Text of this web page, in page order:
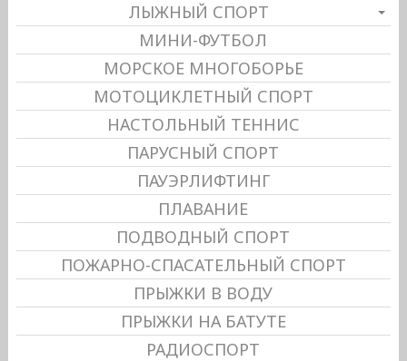
ЛЫЖНЫЙ СПОРТ
МИНИ-ФУТБОЛ
МОРСКОЕ МНОГОБОРЬЕ
МОТОЦИКЛЕТНЫЙ СПОРТ
НАСТОЛЬНЫЙ ТЕННИС
ПАРУСНЫЙ СПОРТ
ПАУЭРЛИФТИНГ
ПЛАВАНИЕ
ПОДВОДНЫЙ СПОРТ
ПОЖАРНО-СПАСАТЕЛЬНЫЙ СПОРТ
ПРЫЖКИ В ВОДУ
ПРЫЖКИ НА БАТУТЕ
РАДИОСПОРТ